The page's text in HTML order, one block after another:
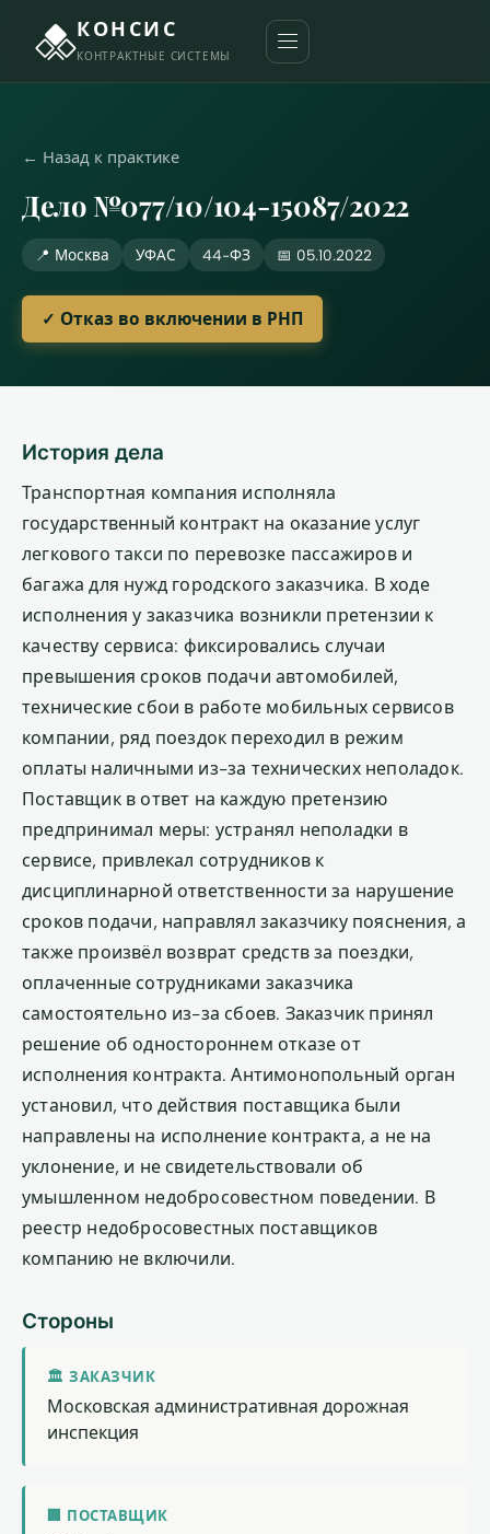
КОНСИС
КОНТРАКТНЫЕ СИСТЕМЫ
← Назад к практике
Дело №077/10/104-15087/2022
📍 Москва УФАС 44-ФЗ 📅 05.10.2022
✓ Отказ во включении в РНП
История дела
Транспортная компания исполняла
государственный контракт на оказание услуг
легкового такси по перевозке пассажиров и
багажа для нужд городского заказчика. В ходе
исполнения у заказчика возникли претензии к
качеству сервиса: фиксировались случаи
превышения сроков подачи автомобилей,
технические сбои в работе мобильных сервисов
компании, ряд поездок переходил в режим
оплаты наличными из-за технических неполадок.
Поставщик в ответ на каждую претензию
предпринимал меры: устранял неполадки в
сервисе, привлекал сотрудников к
дисциплинарной ответственности за нарушение
сроков подачи, направлял заказчику пояснения, а
также произвёл возврат средств за поездки,
оплаченные сотрудниками заказчика
самостоятельно из-за сбоев. Заказчик принял
решение об одностороннем отказе от
исполнения контракта. Антимонопольный орган
установил, что действия поставщика были
направлены на исполнение контракта, а не на
уклонение, и не свидетельствовали об
умышленном недобросовестном поведении. В
реестр недобросовестных поставщиков
компанию не включили.
Стороны
🏛 ЗАКАЗЧИК
Московская административная дорожная
инспекция
🏢 ПОСТАВЩИК